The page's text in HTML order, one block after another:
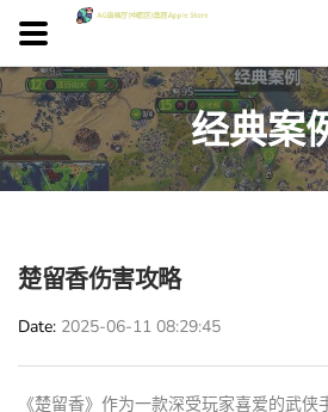
经典案
楚留香伤害攻略
Date 2025-06-11 08:29:45
《楚留香》作为一款深受玩家喜爱的武